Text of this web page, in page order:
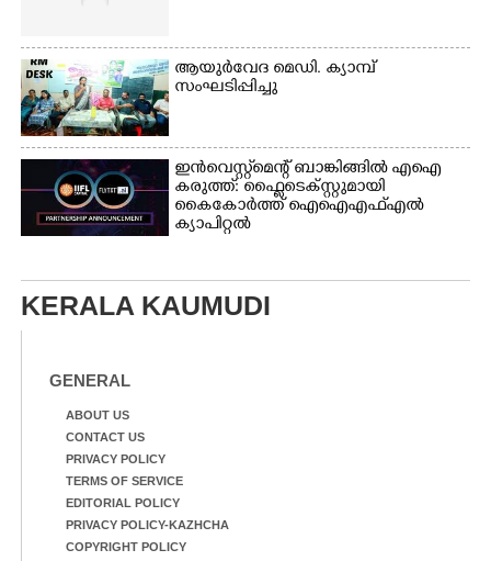
ആയുർവേദ മെഡി. ക്യാമ്പ്
സംഘടിപ്പിച്ചു
ഇൻവെസ്റ്റ്മെന്റ് ബാങ്കിങ്ങിൽ എഐ
കരുത്ത്: ഫ്ലൈടെക്സ്റ്റുമായി
കൈകോർത്ത് ഐഐഎഫ്എൽ
ക്യാപിറ്റൽ
KERALA KAUMUDI
GENERAL
ABOUT US
CONTACT US
PRIVACY POLICY
TERMS OF SERVICE
EDITORIAL POLICY
PRIVACY POLICY-KAZHCHA
COPYRIGHT POLICY